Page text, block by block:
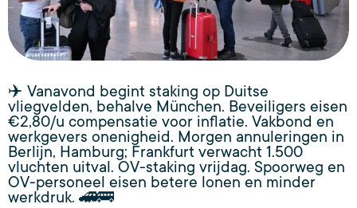
✈️ Vanavond begint staking op Duitse
vliegvelden, behalve München. Beveiligers eisen
€2,80/u compensatie voor inflatie. Vakbond en
werkgevers onenigheid. Morgen annuleringen in
Berlijn, Hamburg; Frankfurt verwacht 1.500
vluchten uitval. OV-staking vrijdag. Spoorweg en
OV-personeel eisen betere lonen en minder
werkdruk. 🚄🚌